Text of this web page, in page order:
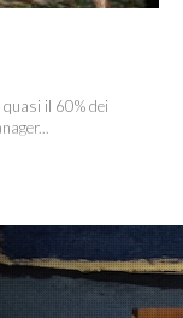
il 60% dei